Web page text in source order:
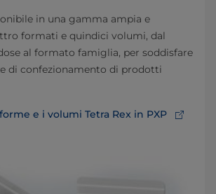
in una gamma ampia e
formati e quindici volumi, dal
al formato famiglia, per soddisfare
di confezionamento di prodotti
e i volumi Tetra Rex in PXP